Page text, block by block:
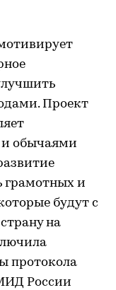
Проект
и обычаями
грамотных и
будут с
на
протокола
России